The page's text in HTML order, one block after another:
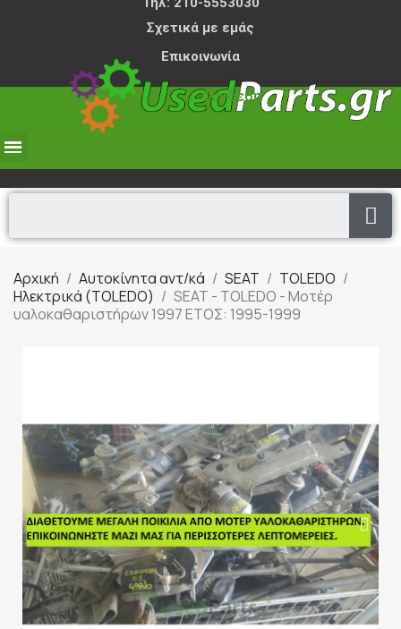
Σχετικά με εμάς
Επικοινωνία
Σύνδεση
Αρχική Αυτοκίνητα αντ/κά SEAT
TOLEDO
Ηλεκτρικά (TOLEDO)
SEAT - TOLEDO - Μοτέρ
υαλοκαθαριστήρων 1997 ΕΤΟΣ: 1995-1999